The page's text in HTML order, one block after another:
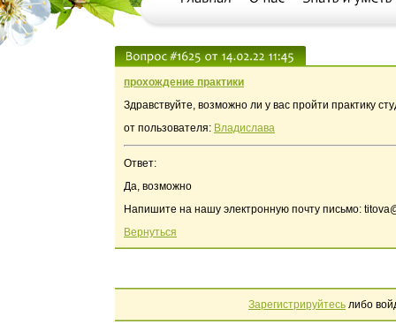
прохождение практики
Здравствуйте, возможно ли у вас пройти практику
от пользователя: Владислава
Ответ:
Да, возможно
Напишите на нашу электронную почту письмо:
Вернуться
Зарегистрируйтесь либо